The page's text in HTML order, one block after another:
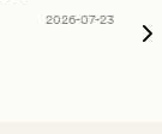
2026-07-23